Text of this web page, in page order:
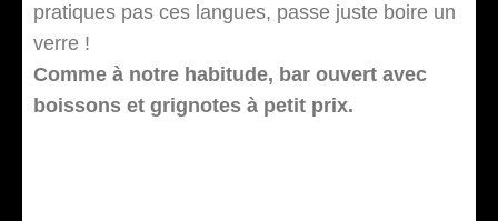
pratiques pas ces langues, passe juste boire un
verre !
Comme à notre habitude, bar ouvert avec
boissons et grignotes à petit prix.